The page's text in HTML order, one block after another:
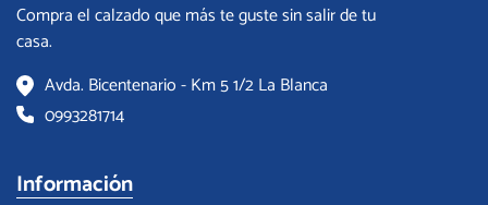
Compra el calzado que más te guste sin salir de tu
casa.
Avda. Bicentenario - Km 5 1/2 La Blanca
0993281714
Información